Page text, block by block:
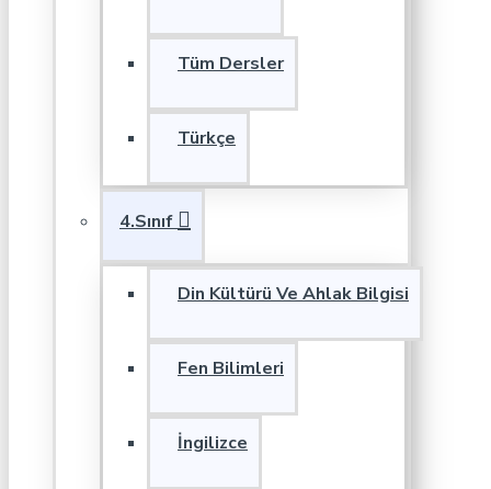
Tüm Dersler
Türkçe
4.Sınıf
Din Kültürü Ve Ahlak Bilgisi
Fen Bilimleri
İngilizce